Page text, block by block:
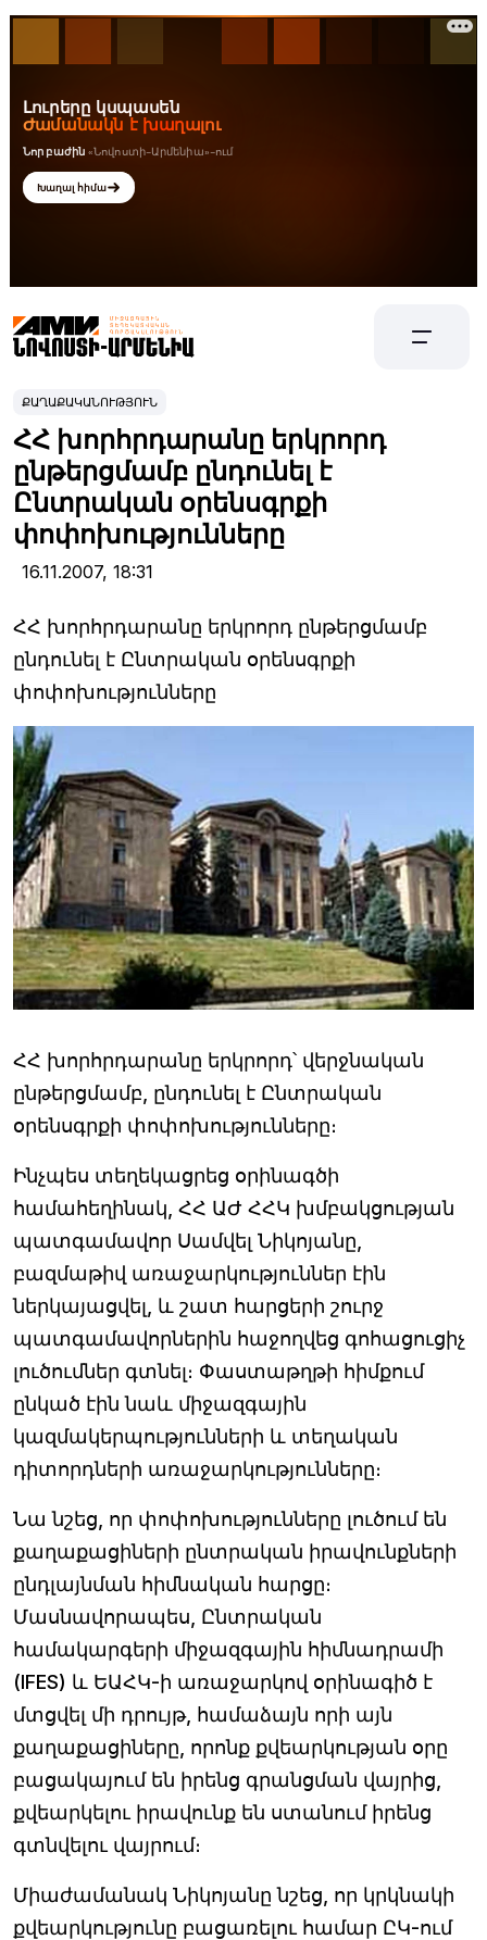
ՔԱՂԱՔԱԿԱՆՈՒԹՅՈՒՆ
ՀՀ խորհրդարանը երկրորդ
ընթերցմամբ ընդունել է
Ընտրական օրենսգրքի
փոփոխությունները
16.11.2007, 18:31
ՀՀ խորհրդարանը երկրորդ ընթերցմամբ
ընդունել է Ընտրական օրենսգրքի
փոփոխությունները
ՀՀ խորհրդարանը երկրորդ՝ վերջնական
ընթերցմամբ, ընդունել է Ընտրական
օրենսգրքի փոփոխությունները։
Ինչպես տեղեկացրեց օրինագծի
համահեղինակ, ՀՀ ԱԺ ՀՀԿ խմբակցության
պատգամավոր Սամվել Նիկոյանը,
բազմաթիվ առաջարկություններ էին
ներկայացվել, և շատ հարցերի շուրջ
պատգամավորներին հաջողվեց գոհացուցիչ
լուծումներ գտնել։ Փաստաթղթի հիմքում
ընկած էին նաև միջազգային
կազմակերպությունների և տեղական
դիտորդների առաջարկությունները։
Նա նշեց, որ փոփոխությունները լուծում են
քաղաքացիների ընտրական իրավունքների
ընդլայնման հիմնական հարցը։
Մասնավորապես, Ընտրական
համակարգերի միջազգային հիմնադրամի
(IFES) և ԵԱՀԿ-ի առաջարկով օրինագիծ է
մտցվել մի դրույթ, համաձայն որի այն
քաղաքացիները, որոնք քվեարկության օրը
բացակայում են իրենց գրանցման վայրից,
քվեարկելու իրավունք են ստանում իրենց
գտնվելու վայրում։
Միաժամանակ Նիկոյանը նշեց, որ կրկնակի
քվեարկությունը բացառելու համար ԸԿ-ում